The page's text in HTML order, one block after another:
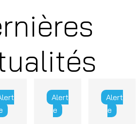
Alert
e
Alert
e